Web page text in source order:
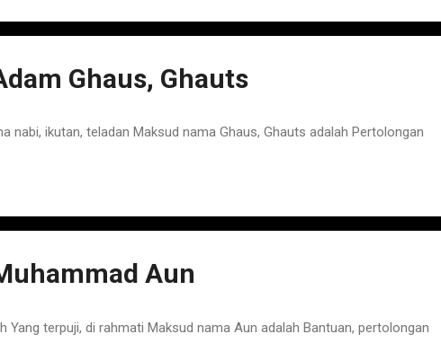
Ghaus, Ghauts
nabi, ikutan, teladan Maksud nama Ghaus, Ghauts adalah Pertolongan
Aun
Yang terpuji, di rahmati Maksud nama Aun adalah Bantuan, pertolongan